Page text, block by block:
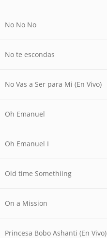
No No No
No te escondas
No Vas a Ser para Mi (En Vivo)
Oh Emanuel
Oh Emanuel I
Old time Somethiing
On a Mission
Princesa Bobo Ashanti (En Vivo)